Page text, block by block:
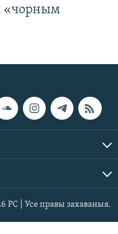
«чорным
РС | Усе правы захаваныя.